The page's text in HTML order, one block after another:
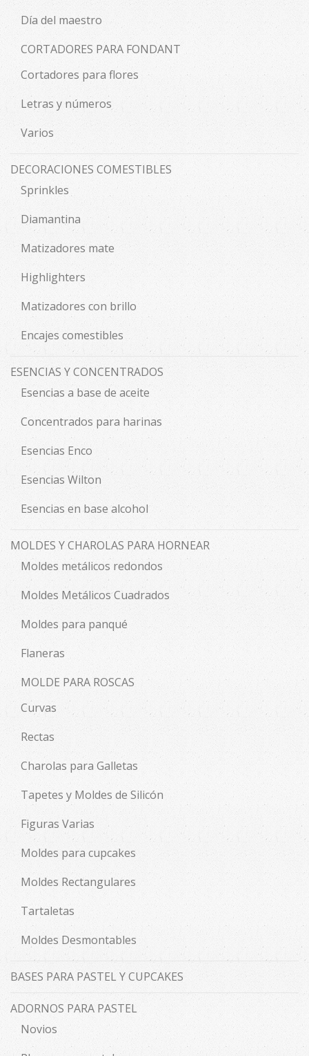
Día del maestro
CORTADORES PARA FONDANT
Cortadores para flores
Letras y números
Varios
DECORACIONES COMESTIBLES
Sprinkles
Diamantina
Matizadores mate
Highlighters
Matizadores con brillo
Encajes comestibles
ESENCIAS Y CONCENTRADOS
Esencias a base de aceite
Concentrados para harinas
Esencias Enco
Esencias Wilton
Esencias en base alcohol
MOLDES Y CHAROLAS PARA HORNEAR
Moldes metálicos redondos
Moldes Metálicos Cuadrados
Moldes para panqué
Flaneras
MOLDE PARA ROSCAS
Curvas
Rectas
Charolas para Galletas
Tapetes y Moldes de Silicón
Figuras Varias
Moldes para cupcakes
Moldes Rectangulares
Tartaletas
Moldes Desmontables
BASES PARA PASTEL Y CUPCAKES
ADORNOS PARA PASTEL
Novios